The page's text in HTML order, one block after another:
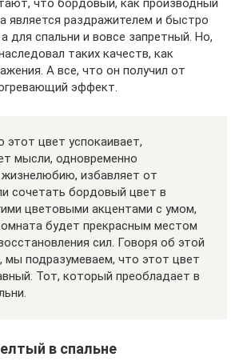
что бордовый, как производный
является раздражителем и быстро
для спальни и вовсе запретный. Но,
таких качеств, как
А все, что он получил от
эффект.
этот цвет успокаивает,
мысли, одновременно
избавляет от
сочетать бордовый цвет в
цветовыми акцентами с умом,
будет прекрасным местом
сил. Говоря об этой
мы подразумеваем, что этот цвет
Тот, который преобладает в
в спальне